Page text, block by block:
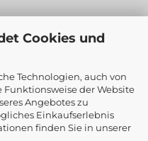
Cookies und
Technologien, auch von
der Website
Angebotes zu
Einkaufserlebnis
finden Sie in unserer